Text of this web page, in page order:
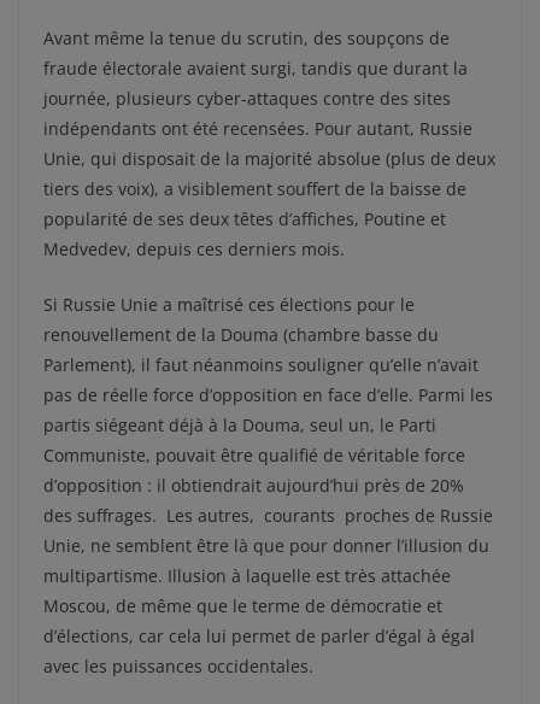
Avant même la tenue du scrutin, des soupçons de
fraude électorale avaient surgi, tandis que durant la
journée, plusieurs cyber-attaques contre des sites
indépendants ont été recensées. Pour autant, Russie
Unie, qui disposait de la majorité absolue (plus de deux
tiers des voix), a visiblement souffert de la baisse de
popularité de ses deux têtes d’affiches, Poutine et
Medvedev, depuis ces derniers mois.
Si Russie Unie a maîtrisé ces élections pour le
renouvellement de la Douma (chambre basse du
Parlement), il faut néanmoins souligner qu’elle n’avait
pas de réelle force d’opposition en face d’elle. Parmi les
partis siégeant déjà à la Douma, seul un, le Parti
Communiste, pouvait être qualifié de véritable force
d’opposition : il obtiendrait aujourd’hui près de 20%
des suffrages. Les autres, courants proches de Russie
Unie, ne semblent être là que pour donner l’illusion du
multipartisme. Illusion à laquelle est très attachée
Moscou, de même que le terme de démocratie et
d’élections, car cela lui permet de parler d’égal à égal
avec les puissances occidentales.